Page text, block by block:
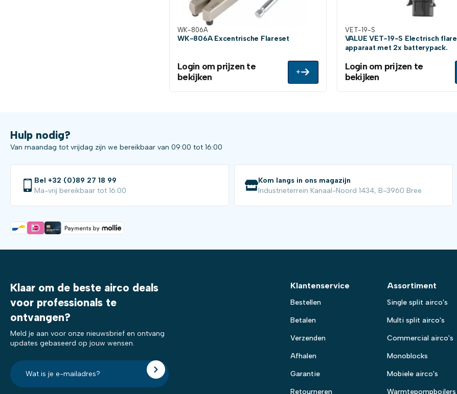
WK-806A
WK-806A Excentrische Flareset
Login om prijzen te
bekijken
+
VET-19-S
VALUE VET-19-S Electrisch flare
apparaat met 2x batterypack.
Login om prijzen te
bekijken
Hulp nodig?
Van maandag tot vrijdag zijn we bereikbaar van 09:00 tot 16:00
Bel +32 (0)89 27 18 99
Ma-vrij bereikbaar tot 16:00
Kom langs in ons magazijn
Industrieterrein Kanaal-Noord 1434, B-3960 Bree
Klaar om de beste airco deals
voor professionals te
ontvangen?
Meld je aan voor onze nieuwsbrief en ontvang
updates gebaseerd op jouw wensen.
E-
mailadres?
*
Klantenservice
Bestellen
Betalen
Verzenden
Afhalen
Garantie
Retourneren
Assortiment
Single split airco's
Multi split airco's
Commercial airco's
Monoblocks
Mobiele airco's
Warmtepompboilers